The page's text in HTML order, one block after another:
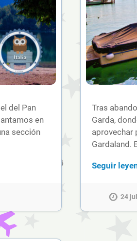
del Pan
en
sección
Tras
Garda,
aprovechar
Gardaland.
Seguir
24